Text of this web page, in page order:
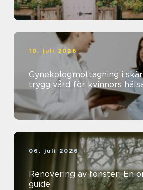
10. juli 2026
Gynekologmottagning i
trygg vård för kvinnors
06. juli 2026
Renovering av fönster: En
guide